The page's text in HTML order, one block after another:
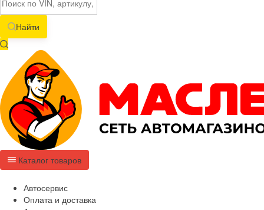
Найти
Каталог товаров
Автосервис
Оплата и доставка